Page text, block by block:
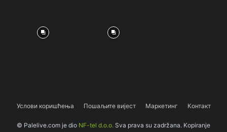
Услови коришћења Пошаљите вијест Маркетинг Контакт
© Palelive.com je dio NF-tel d.o.o. Sva prava su zadržana. Kopiranje